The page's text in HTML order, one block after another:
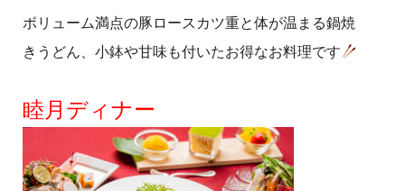
ボリューム満点の豚ロースカツ重と体が温まる鍋焼
きうどん、小鉢や甘味も付いたお得なお料理です
睦月ディナー